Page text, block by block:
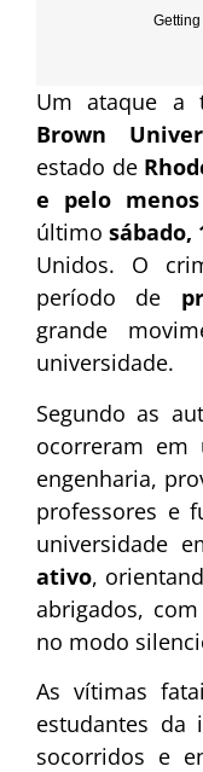
Um ataque a
Brown
estado de
e pelo
último sábado,
Unidos. O
período de
grande
universidade.
Segundo as
ocorreram
engenharia,
professores e
universidade
ativo,
abrigados,
no modo
As vítimas
estudantes da
socorridos e